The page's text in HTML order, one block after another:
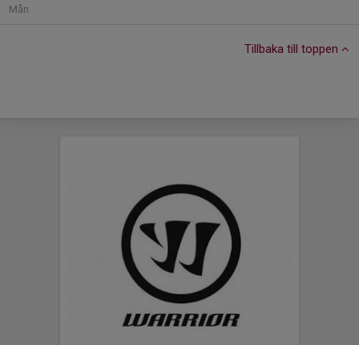
Mån
Tillbaka till toppen